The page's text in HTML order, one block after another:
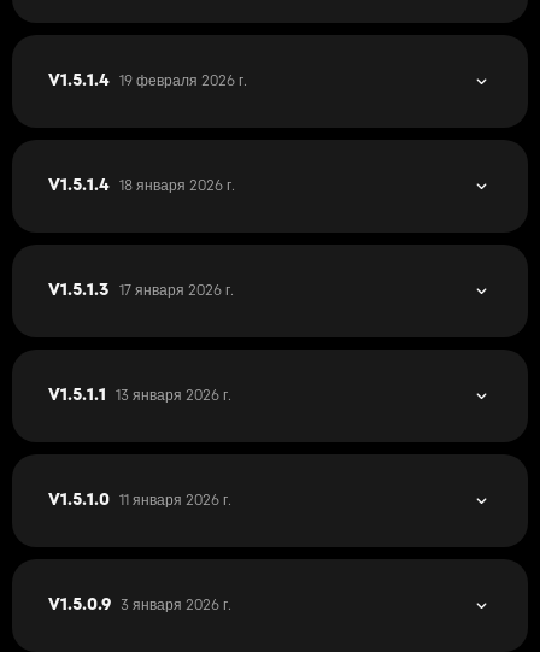
V1.5.1.4 19 февраля 2026 г.
V1.5.1.4 18 января 2026 г.
V1.5.1.3 17 января 2026 г.
V1.5.1.1 13 января 2026 г.
V1.5.1.0 11 января 2026 г.
V1.5.0.9 3 января 2026 г.